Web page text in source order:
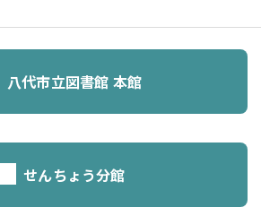
八代市立図書館 本館
せんちょう分館